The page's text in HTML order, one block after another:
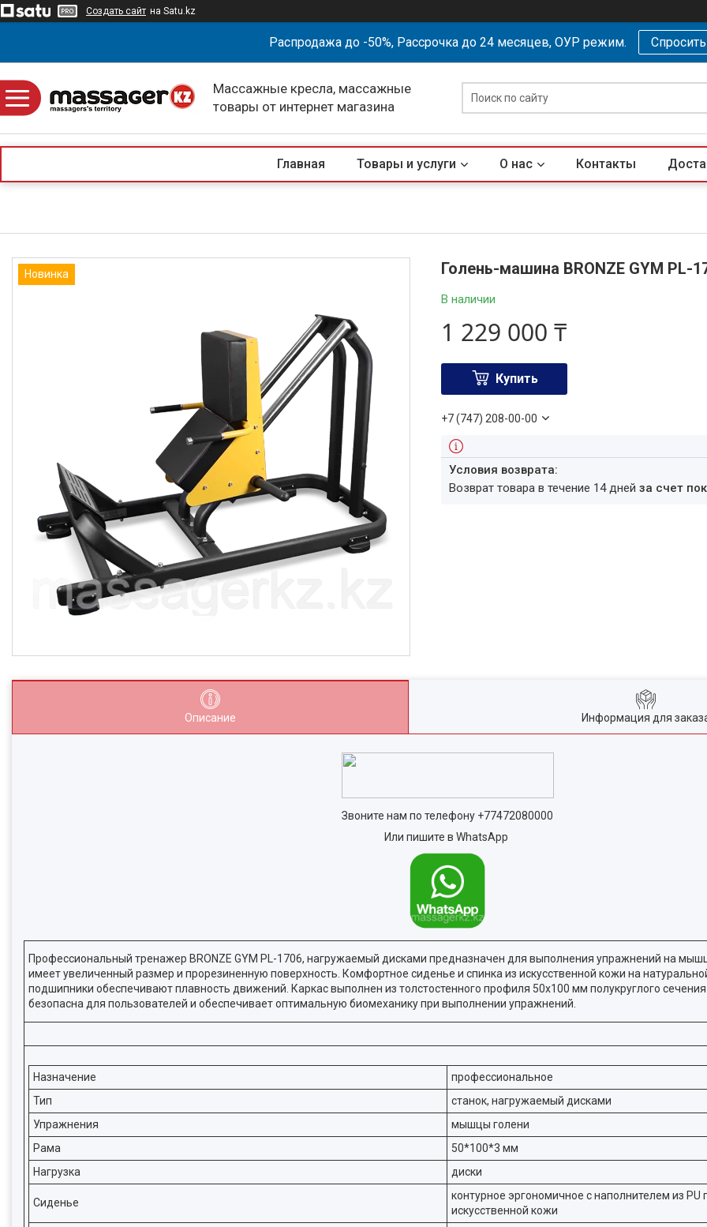
Создать сайт на Satu.kz
Распродажа до -50%, Рассрочка до 24 месяцев, ОУР режим.
Массажные кресла, массажные
товары от интернет магазина
Главная Товары и услуги О нас Контакты
Новинка Голень-машина BRONZE GYM PL-
В наличии
1 229 000 ₸
Купить
+7 (747) 208-00-00
возврат товара в течение 14 днейза счет
Описание Информация для
Звоните нам по телефону +77472080000
Или пишите в WhatsApp
Профессиональный тренажер BRONZE GYM PL-1706, нагружаемый дисками предназначен для выполнения упражнений на
имеет увеличенный размер и прорезиненную поверхность. Комфортное сиденье и спинка из искусственной кожи на
подшипники обеспечивают плавность движений. Каркас выполнен из толстостенного профиля 50х100 мм полукруглого
безопасна для пользователей и обеспечивает оптимальную биомеханику при выполнении упражнений.
Назначение
профессиональное
Тип
станок, нагружаемый дисками
Упражнения
мышцы голени
Рама
50*100*3 мм
Нагрузка
диски
Сиденье
контурное эргономичное с наполнителем из PU
искусственной кожи